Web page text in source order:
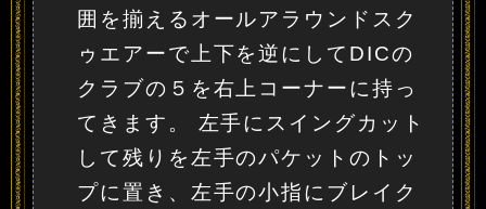
囲を揃えるオールアラウンドスク
ゥエアーで上下を逆にしてDICの
クラブの５を右上コーナーに持っ
てきます。 左手にスイングカット
して残りを左手のパケットのトッ
プに置き、左手の小指にブレイク